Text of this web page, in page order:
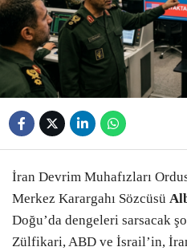
İran Devrim Muhafızları
Merkez Karargahı Sözcüsü
Doğu’da dengeleri sarsacak
Zülfikari, ABD ve İsrail’in,